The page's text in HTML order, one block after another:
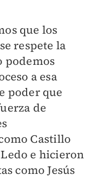
que los
respete la
podemos
a esa
poder que
de
Castillo
e hicieron
como Jesús